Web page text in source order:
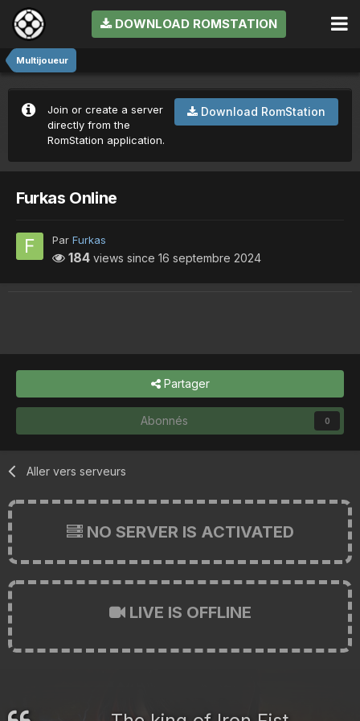
DOWNLOAD ROMSTATION
Multijoueur
Download RomStation
Join or create a server
directly from the
RomStation application.
Furkas Online
Par Furkas
184 views since 16 septembre 2024
Partager
Abonnés 0
Aller vers serveurs
NO SERVER IS ACTIVATED
LIVE IS OFFLINE